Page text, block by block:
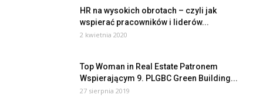
HR na wysokich obrotach – czyli jak
wspierać pracowników i liderów...
2 kwietnia 2020
Top Woman in Real Estate Patronem
Wspierającym 9. PLGBC Green Building...
27 sierpnia 2019